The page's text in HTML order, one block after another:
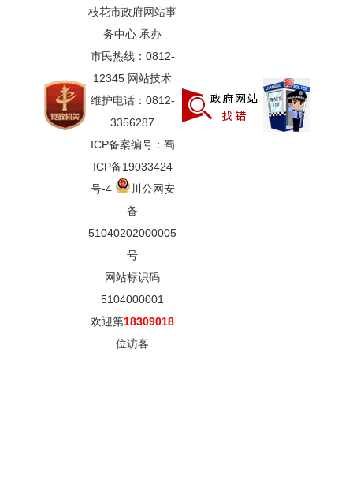
枝花市政府网站事
务中心 承办
市民热线：0812-
12345 网站技术
维护电话：0812-
3356287
ICP备案编号：蜀
ICP备19033424
号-4
川公网安
备
51040202000005
号
网站标识码
5104000001
欢迎第18309018
位访客